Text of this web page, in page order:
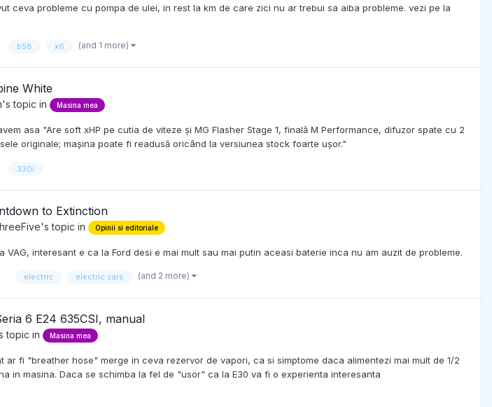
ceva probleme cu pompa de ulei, in rest la km de care zici nu ar trebui sa aiba probleme. vezi pe la
b58 x6 (and 1 more)
White
's topic in Masina mea
asa "Are soft xHP pe cutia de viteze și MG Flasher Stage 1, finală M Performance, difuzor spate cu 2
originale; mașina poate fi readusă oricând la versiunea stock foarte ușor."
330i
to Extinction
's topic in Opinii si editoriale
VAG, interesant e ca la Ford desi e mai mult sau mai putin aceasi baterie inca nu am auzit de probleme.
electric electric cars (and 2 more)
6 E24 635CSI, manual
topic in Masina mea
ar fi "breather hose" merge in ceva rezervor de vapori, ca si simptome daca alimentezi mai mult de 1/2
in masina. Daca se schimba la fel de "usor" ca la E30 va fi o experienta interesanta